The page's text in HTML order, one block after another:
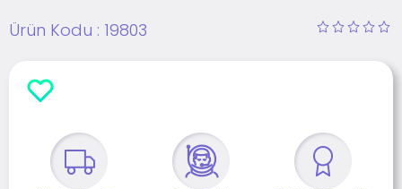
Ürün Kodu : 19803